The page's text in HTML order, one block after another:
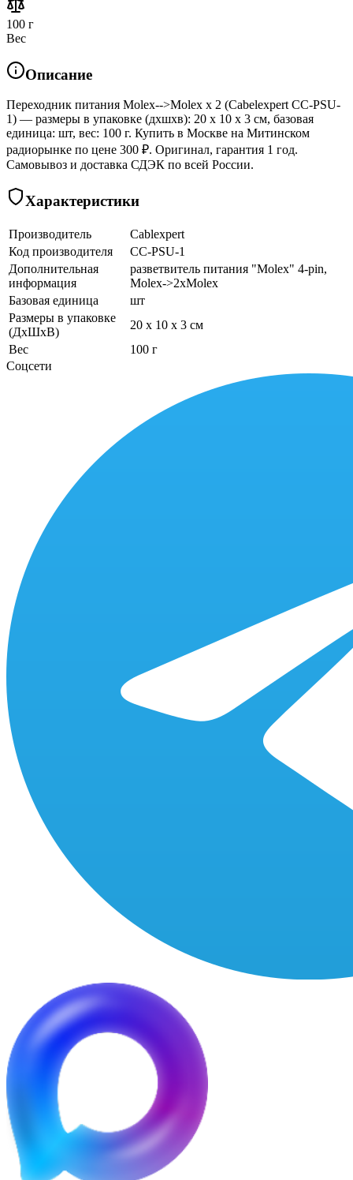
100 г
Вес
Описание
Переходник питания Molex-->Molex x 2 (Cabelexpert CC-PSU-
1) — размеры в упаковке (дхшхв): 20 x 10 x 3 см, базовая
единица: шт, вес: 100 г. Купить в Москве на Митинском
радиорынке по цене 300 ₽. Оригинал, гарантия 1 год.
Самовывоз и доставка СДЭК по всей России.
Характеристики
Производитель
Cablexpert
Код производителя
CC-PSU-1
Дополнительная
информация
разветвитель питания "Molex" 4-pin,
Molex->2xMolex
Базовая единица
шт
Размеры в упаковке
(ДхШхВ)
20 x 10 x 3 см
Вес
100 г
Соцсети